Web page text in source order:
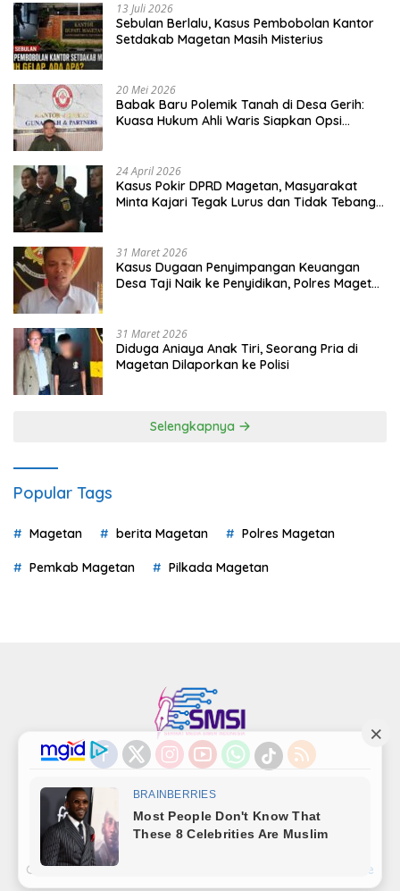
13 Juli 2026
Sebulan Berlalu, Kasus Pembobolan Kantor
Setdakab Magetan Masih Misterius
20 Mei 2026
Babak Baru Polemik Tanah di Desa Gerih:
Kuasa Hukum Ahli Waris Siapkan Opsi
24 April 2026
Kasus Pokir DPRD Magetan, Masyarakat
Minta Kajari Tegak Lurus dan Tidak Tebang
31 Maret 2026
Kasus Dugaan Penyimpangan Keuangan
Desa Taji Naik ke Penyidikan, Polres Magetan
31 Maret 2026
Diduga Aniaya Anak Tiri, Seorang Pria di
Magetan Dilaporkan ke Polisi
Selengkapnya
Popular Tags
Magetan berita Magetan Polres Magetan
Pemkab Magetan Pilkada Magetan
Indeks
Disclaimer
Pedoman Media Siber
Kode Perilaku Perusahaan Pers
Copyright©LensaMagetan.com | Powered By
seopage.one